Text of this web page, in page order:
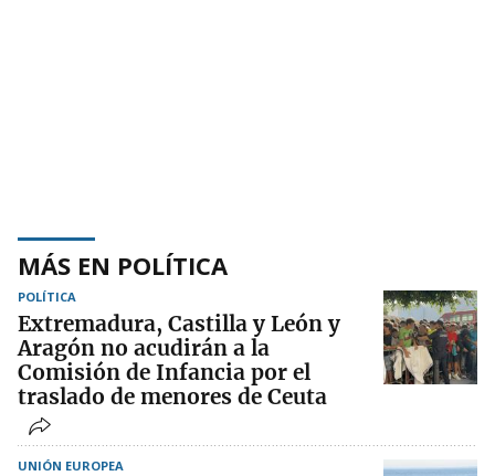
MÁS EN POLÍTICA
POLÍTICA
Extremadura, Castilla y León y
Aragón no acudirán a la
Comisión de Infancia por el
traslado de menores de Ceuta
UNIÓN EUROPEA